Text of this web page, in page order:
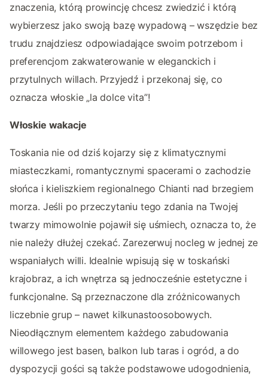
znaczenia, którą prowincję chcesz zwiedzić i którą
wybierzesz jako swoją bazę wypadową – wszędzie bez
trudu znajdziesz odpowiadające swoim potrzebom i
preferencjom zakwaterowanie w eleganckich i
przytulnych willach. Przyjedź i przekonaj się, co
oznacza włoskie „la dolce vita”!
Włoskie wakacje
Toskania nie od dziś kojarzy się z klimatycznymi
miasteczkami, romantycznymi spacerami o zachodzie
słońca i kieliszkiem regionalnego Chianti nad brzegiem
morza. Jeśli po przeczytaniu tego zdania na Twojej
twarzy mimowolnie pojawił się uśmiech, oznacza to, że
nie należy dłużej czekać. Zarezerwuj nocleg w jednej ze
wspaniałych willi. Idealnie wpisują się w toskański
krajobraz, a ich wnętrza są jednocześnie estetyczne i
funkcjonalne. Są przeznaczone dla zróżnicowanych
liczebnie grup – nawet kilkunastoosobowych.
Nieodłącznym elementem każdego zabudowania
willowego jest basen, balkon lub taras i ogród, a do
dyspozycji gości są także podstawowe udogodnienia,